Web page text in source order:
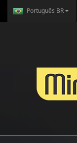
Português BR